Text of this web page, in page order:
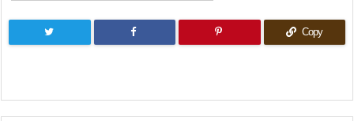
Copy